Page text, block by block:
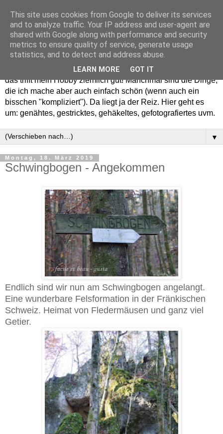
Willkommen in meinem "Wohnzimmer". Einfach und schön -
das trifft mein Hobby ziemlich gut! Manchmal sind die Dinge,
die ich mache aber auch einfach schön (wenn auch ein
bisschen "kompliziert"). Da liegt ja der Reiz. Hier geht es
um: genähtes, gestricktes, gehäkeltes, gefotografiertes uvm.
▼
Montag, 18. März 2019
Schwingbogen - Angekommen
Endlich sind wir nun am Schwingbogen angelangt.
Eine wunderbare Felsformation in der Fränkischen
Schweiz. Heimat von Fledermäusen und ganz viel
Getier.
This site uses cookies from Google to deliver its services
and to analyze traffic. Your IP address and user-agent are
shared with Google along with performance and security
metrics to ensure quality of service, generate usage
statistics, and to detect and address abuse.
LEARN MORE GOT IT